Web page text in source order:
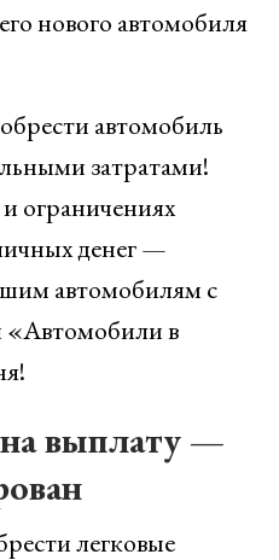
нового автомобиля
автомобиль
затратами!
ограничениях
денег —
автомобилям с
в
выплату —
легковые